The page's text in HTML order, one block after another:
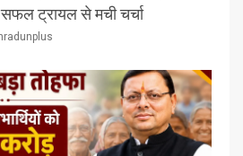
ट्रायल से मची चर्चा